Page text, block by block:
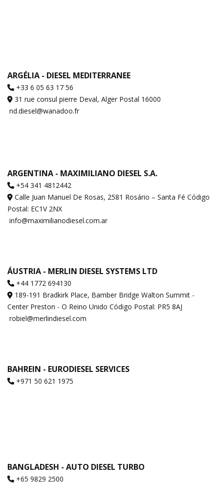
ARGÉLIA - DIESEL MEDITERRANEE
+33 6 05 63 17 56
31 rue consul pierre Deval, Alger Postal 16000
nd.diesel@wanadoo.fr
ARGENTINA - MAXIMILIANO DIESEL S.A.
+54 341 4812442
Calle Juan Manuel De Rosas, 2581 Rosário – Santa Fé Código
Postal: EC1V 2NX
info@maximilianodiesel.com.ar
ÁUSTRIA - MERLIN DIESEL SYSTEMS LTD
+44 1772 694130
189-191 Bradkirk Place, Bamber Bridge Walton Summit -
Center Preston - O Reino Unido Código Postal: PR5 8AJ
robiel@merlindiesel.com
BAHREIN - EURODIESEL SERVICES
+971 50 621 1975
BANGLADESH - AUTO DIESEL TURBO
+65 9829 2500